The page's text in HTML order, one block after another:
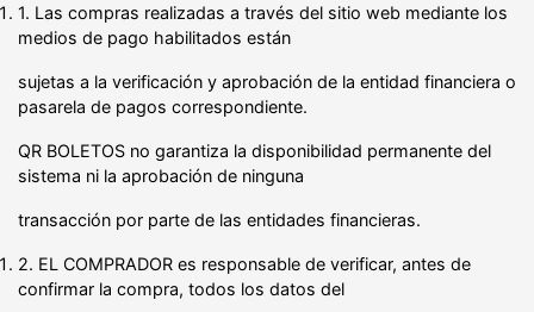
1. Las compras realizadas a través del sitio web mediante los
medios de pago habilitados están
sujetas a la verificación y aprobación de la entidad financiera o
pasarela de pagos correspondiente.
QR BOLETOS no garantiza la disponibilidad permanente del
sistema ni la aprobación de ninguna
transacción por parte de las entidades financieras.
2. EL COMPRADOR es responsable de verificar, antes de
confirmar la compra, todos los datos del